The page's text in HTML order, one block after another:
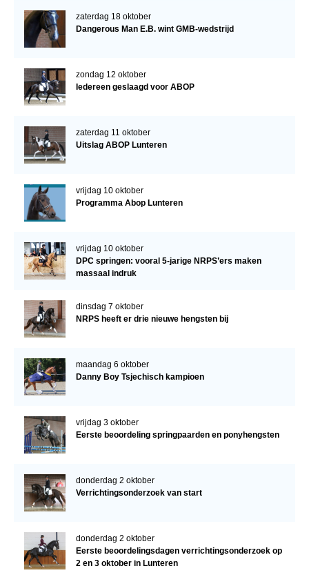
zaterdag 18 oktober
Dangerous Man E.B. wint GMB-wedstrijd
zondag 12 oktober
Iedereen geslaagd voor ABOP
zaterdag 11 oktober
Uitslag ABOP Lunteren
vrijdag 10 oktober
Programma Abop Lunteren
vrijdag 10 oktober
DPC springen: vooral 5-jarige NRPS’ers maken
massaal indruk
dinsdag 7 oktober
NRPS heeft er drie nieuwe hengsten bij
maandag 6 oktober
Danny Boy Tsjechisch kampioen
vrijdag 3 oktober
Eerste beoordeling springpaarden en ponyhengsten
donderdag 2 oktober
Verrichtingsonderzoek van start
donderdag 2 oktober
Eerste beoordelingsdagen verrichtingsonderzoek op
2 en 3 oktober in Lunteren